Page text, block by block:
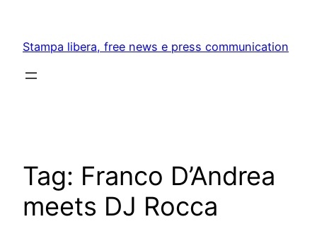
content
Stampa libera, free news e press communication
Tag: Franco D’Andrea
meets DJ Rocca